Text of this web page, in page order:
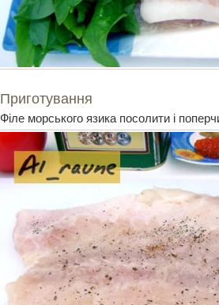
Приготування
Філе морського язика посолити і